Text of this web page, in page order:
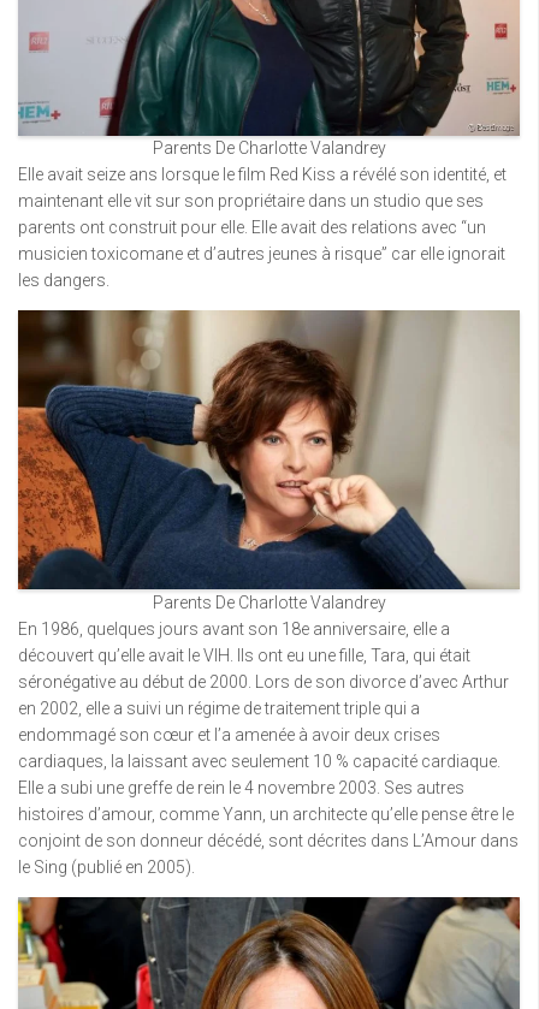
Parents De Charlotte Valandrey
Elle avait seize ans lorsque le film Red Kiss a révélé son identité, et
maintenant elle vit sur son propriétaire dans un studio que ses
parents ont construit pour elle. Elle avait des relations avec “un
musicien toxicomane et d’autres jeunes à risque” car elle ignorait
les dangers.
Parents De Charlotte Valandrey
En 1986, quelques jours avant son 18e anniversaire, elle a
découvert qu’elle avait le VIH. Ils ont eu une fille, Tara, qui était
séronégative au début de 2000. Lors de son divorce d’avec Arthur
en 2002, elle a suivi un régime de traitement triple qui a
endommagé son cœur et l’a amenée à avoir deux crises
cardiaques, la laissant avec seulement 10 % capacité cardiaque.
Elle a subi une greffe de rein le 4 novembre 2003. Ses autres
histoires d’amour, comme Yann, un architecte qu’elle pense être le
conjoint de son donneur décédé, sont décrites dans L’Amour dans
le Sing (publié en 2005).